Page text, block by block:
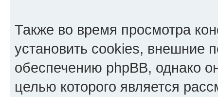
Также во время просмотра
установить cookies, внешние
обеспечению phpBB, однако
целью которого является